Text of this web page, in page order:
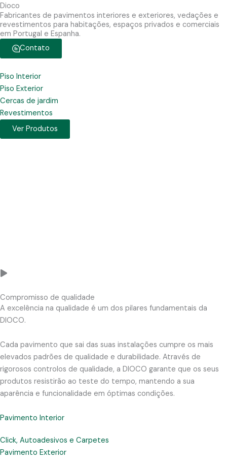
Dioco
Fabricantes de pavimentos interiores e exteriores, vedações e
revestimentos para habitações, espaços privados e comerciais
em Portugal e Espanha.
Contato
Piso Interior
Piso Exterior
Cercas de jardim
Revestimentos
Ver Produtos
Compromisso de qualidade
A excelência na qualidade é um dos pilares fundamentais da
DIOCO.
Cada pavimento que sai das suas instalações cumpre os mais
elevados padrões de qualidade e durabilidade. Através de
rigorosos controlos de qualidade, a DIOCO garante que os seus
produtos resistirão ao teste do tempo, mantendo a sua
aparência e funcionalidade em óptimas condições.
Pavimento Interior
Click, Autoadesivos e Carpetes
Pavimento Exterior